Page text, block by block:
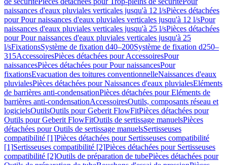
naissances d'eaux pluviales verticales jusqu'à 12 l/sPièces détachées
pour Pour naissances d'eaux pluviales verticales jusqu'à 12 l/sPour
naissances d'eaux pluviales verticales jusqu'à 25 l/sPièces détachées
pour Pour naissances d'eaux pluviales verticales jusqu'à 25
l/sFixationsSystème de fixation d40–200Système de fixation d250–
315AccessoiresPièces détachées pour AccessoiresPour
naissancesPièces détachées pour Pour naissancesPour
fixationsEvacuation des toitures conventionnelleNaissances d'eaux
pluvialesPièces détachées pour Naissances d'eaux pluvialesEléments
de barrières anti-condensationPièces détachées pour Eléments de
barrières anti-condensationAccessoiresOutils, composants réseau et
logicielsOutilsOutils pour Geberit FlowFitPièces détachées pour
Outils pour Geberit FlowFitOutils de sertissage manuelsPièces
détachées pour Outils de sertissage manuelsSertisseuses
compatibilité [1]Pièces détachées pour Sertisseuses compatibilité
[1]Sertisseuses compatibilité [2]Pièces détachées pour Sertisseuses
compatibilité [2]Outils de préparation de tubePièces détachées pour